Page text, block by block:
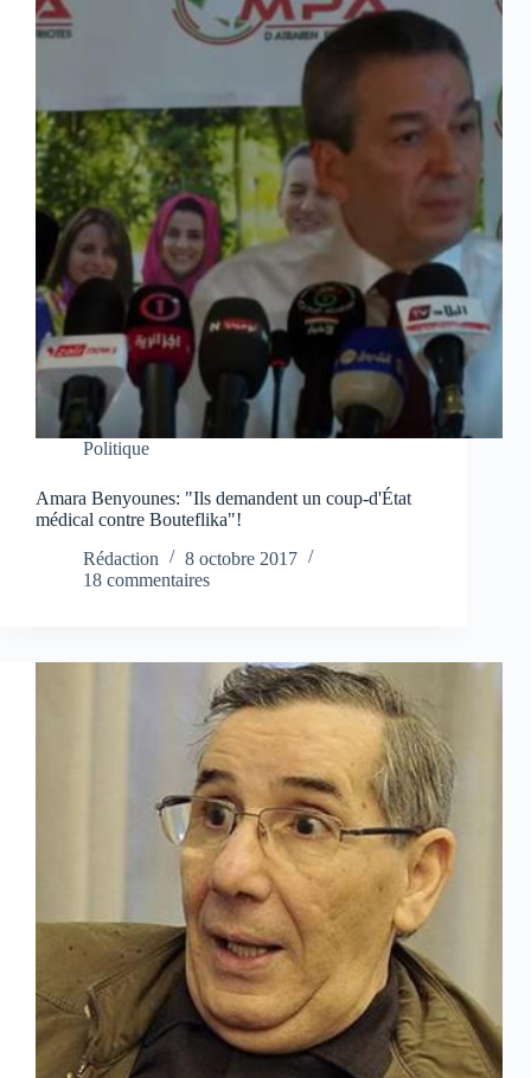
Politique
Amara Benyounes: "Ils demandent un coup-d'État
médical contre Bouteflika"!
Rédaction
8 octobre 2017
18 commentaires